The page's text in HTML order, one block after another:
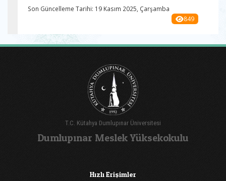
Son Güncelleme Tarihi: 19 Kasım 2025, Çarşamba
849
T.C. Kütahya Dumlupınar Üniversitesi
Dumlupınar Meslek Yüksekokulu
Hızlı Erişimler